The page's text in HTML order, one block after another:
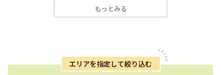
もっとみる
エリアを指定して絞り込む